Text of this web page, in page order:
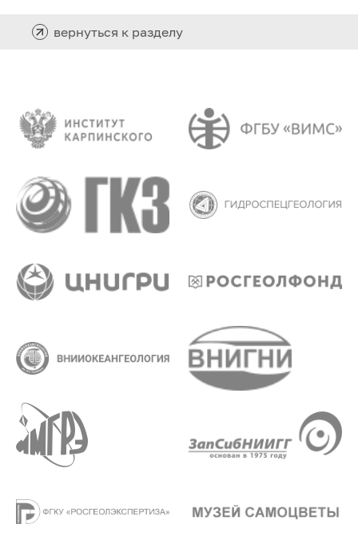
вернуться к разделу